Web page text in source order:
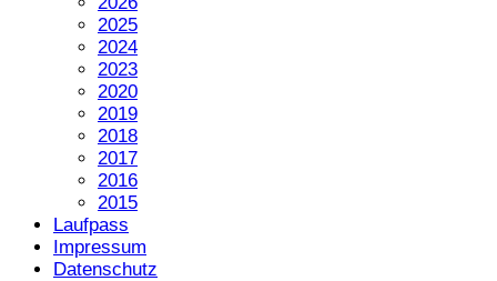
2025
2024
2023
2020
2019
2018
2017
2016
2015
Laufpass
Impressum
Datenschutz